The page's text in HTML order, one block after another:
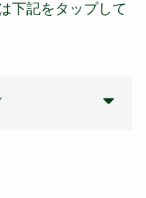
下記をタップして